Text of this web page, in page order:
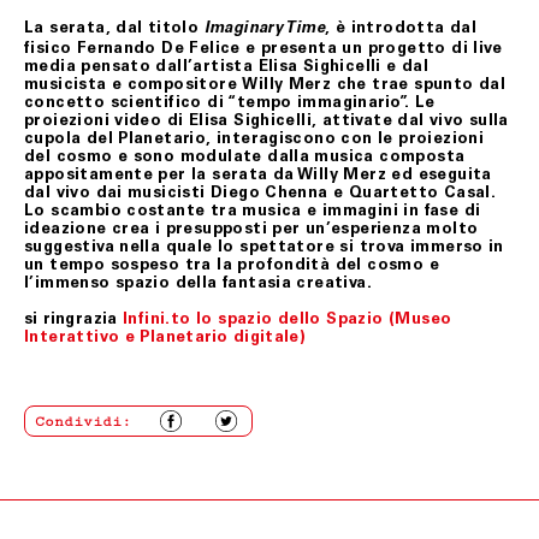
In tutti i casi di cui sopra, gli uffici competenti di
Fondazione Merz, effettuate le necessarie verifiche, ne
daranno comunicazione al Cliente e, se accertati il
danno, la non conformità o il difetto di fabbricazione,
attiveranno la procedura di sostituzione del/i
prodotto/i, senza alcuna spesa di spedizione aggiuntiva
a carico del Cliente.
Il Cliente dovrà procedere alla restituzione del/i
prodotto/i, secondo le istruzioni e all’indirizzo postale
ottenuti contattando il Servizio Assistenza,
provvedendo ad imballare accuratamente il prodotto,
accludendovi l’imballo originale, i sigilli eventualmente
apposti nonché l’eventuale documentazione accessoria.
ART. 9 RISOLUZIONE DEL CONTRATTO
stesso, acquisite ulteriori informazioni, insorgessero
dubbi o perplessità in merito alla titolarità della carta di
pagamento effettuato mediante storno dell’importo
La serata, dal titolo Imaginary Time, è introdotta dal
fisico Fernando De Felice e presenta un progetto di live
media pensato dall’artista Elisa Sighicelli e dal
musicista e compositore Willy Merz che trae spunto dal
concetto scientifico di “tempo immaginario”. Le
proiezioni video di Elisa Sighicelli, attivate dal vivo sulla
cupola del Planetario, interagiscono con le proiezioni
del cosmo e sono modulate dalla musica composta
appositamente per la serata da Willy Merz ed eseguita
dal vivo dai musicisti Diego Chenna e Quartetto Casal.
Lo scambio costante tra musica e immagini in fase di
ideazione crea i presupposti per un’esperienza molto
suggestiva nella quale lo spettatore si trova immerso in
un tempo sospeso tra la profondità del cosmo e
l’immenso spazio della fantasia creativa.
si ringrazia
Infini.to lo spazio dello Spazio (Museo
Interattivo e Planetario digitale)
Condividi: